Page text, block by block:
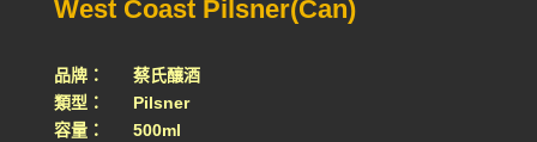
West Coast Pilsner(Can)
品牌： 蔡氏釀酒
類型： Pilsner
容量： 500ml